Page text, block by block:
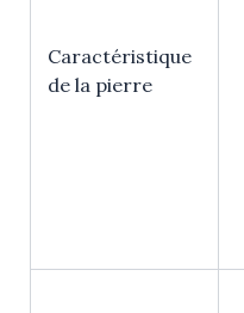
Caractéristique
de la pierre